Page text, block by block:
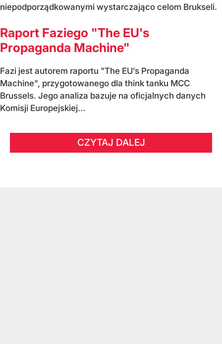
niepodporządkowanymi wystarczająco celom Brukseli.
Raport Faziego "The EU's
Propaganda Machine"
Fazi jest autorem raportu "The EU’s Propaganda
Machine", przygotowanego dla think tanku MCC
Brussels. Jego analiza bazuje na oficjalnych danych
Komisji Europejskiej...
CZYTAJ DALEJ